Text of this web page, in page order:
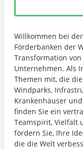
Willkommen bei
Förderbanken der
Transformation
Unternehmen. Als
Themen mit, die
Windparks,
Krankenhäuser
finden Sie ein
Teamspirit, Vielfalt
fördern Sie, Ihre
die die Welt